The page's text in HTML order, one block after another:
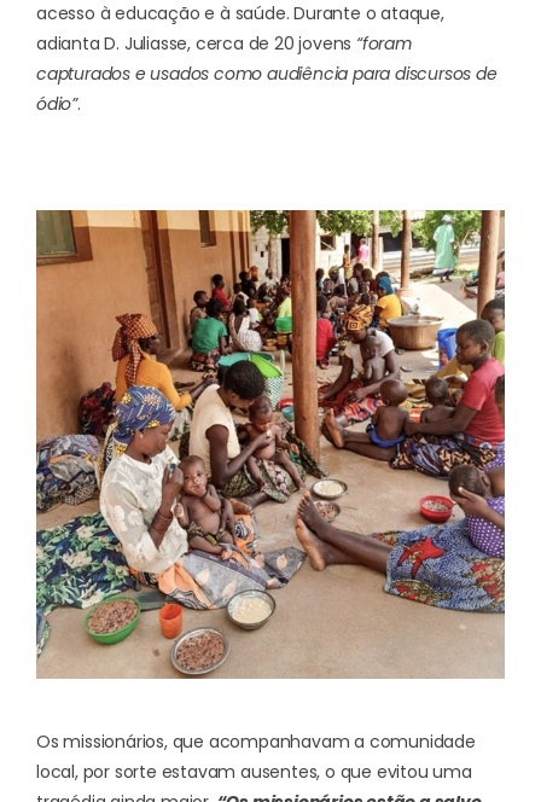
acesso à educação e à saúde. Durante o ataque,
adianta D. Juliasse, cerca de 20 jovens “foram
capturados e usados como audiência para discursos de
ódio”.
Os missionários, que acompanhavam a comunidade
local, por sorte estavam ausentes, o que evitou uma